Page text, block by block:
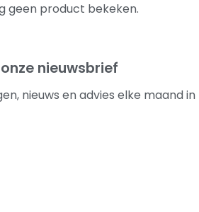
geen product bekeken.
nieuwsbrief
nieuws en advies elke maand in